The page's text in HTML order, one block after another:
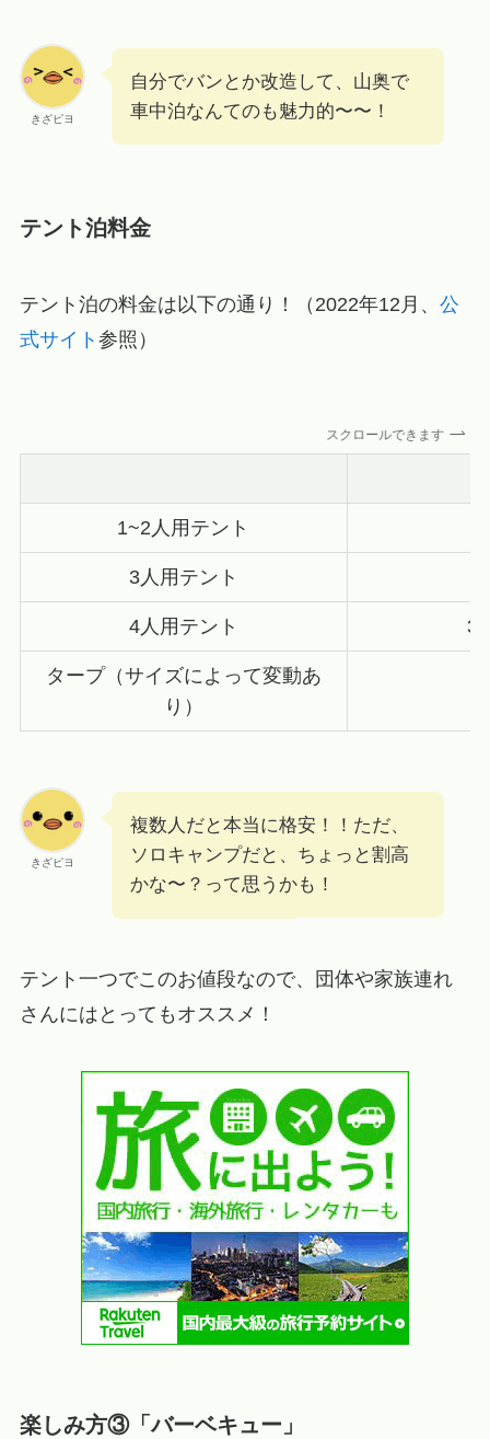
きざピヨ
自分でバンとか改造して、山奥で
車中泊なんてのも魅力的〜〜！
テント泊料金
テント泊の料金は以下の通り！（2022年12月、 公
式サイト 参照）
スクロールできます
1~2人用テント
3人用テント
4人用テント
タープ（サイズによって変動あ
り）
きざピヨ
複数人だと本当に格安！！ただ、
ソロキャンプだと、ちょっと割高
かな〜？って思うかも！
テント一つでこのお値段なので、団体や家族連れ
さんにはとってもオススメ！
楽しみ方③「バーベキュー」